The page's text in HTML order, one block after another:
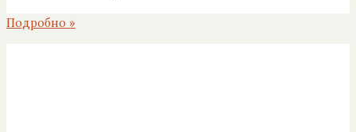
Подробно »